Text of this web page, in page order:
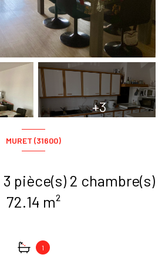
+3
MURET (31600)
72.14 m²
1